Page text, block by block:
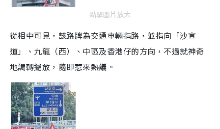
點擊圖片放大
從相中可見，該路牌為交通車輛指路，並指向「沙宣
道」、九龍（西）、中區及香港仔的方向，不過就神奇
地調轉擺放，隨即惹來熱議。